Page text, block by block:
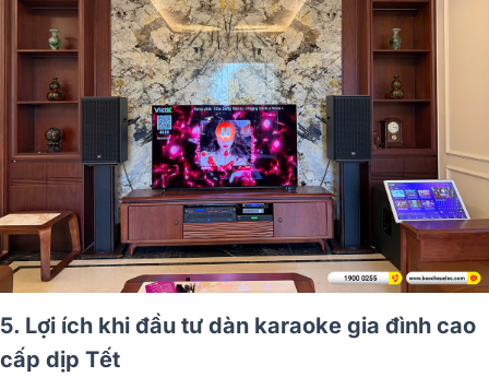
5. Lợi ích khi đầu tư dàn karaoke gia đình cao
cấp dịp Tết